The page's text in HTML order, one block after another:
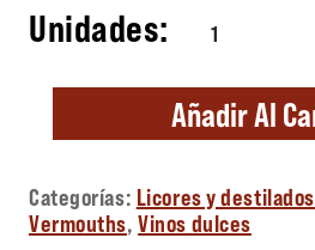
Mistela Blanca
Añadir Al
Categorías: Licores y destilados
Vermouths,Vinos dulces